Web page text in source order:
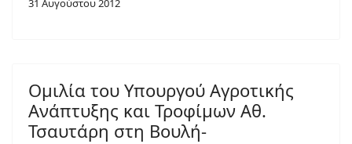
31 Αυγούστου 2012
Ομιλία του Υπουργού Αγροτικής
Ανάπτυξης και Τροφίμων Αθ.
Τσαυτάρη στη Βουλή-